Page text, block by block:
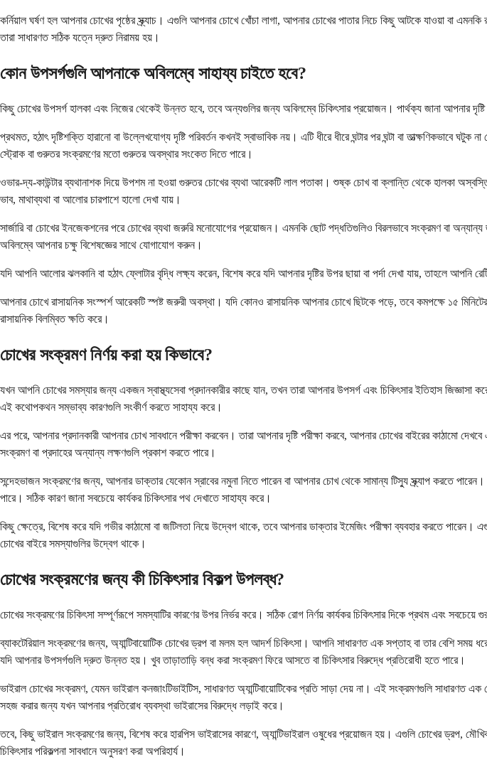
কর্নিয়াল ঘর্ষণ হল আপনার চোখের পৃষ্ঠের স্ক্র্যাচ। এগুলি আপনার চোখে খোঁচা লাগা, আপনার চোখের পাতার নিচে কিছু আটকে যাওয়া বা
তারা সাধারণত সঠিক যত্নে দ্রুত নিরাময় হয়।
কোন উপসর্গগুলি আপনাকে অবিলম্বে সাহায্য চাইতে হবে?
কিছু চোখের উপসর্গ হালকা এবং নিজের থেকেই উন্নত হবে, তবে অন্যগুলির জন্য অবিলম্বে চিকিৎসার প্রয়োজন। পার্থক্য জানা আপনার
প্রথমত, হঠাৎ দৃষ্টিশক্তি হারানো বা উল্লেখযোগ্য দৃষ্টি পরিবর্তন কখনই স্বাভাবিক নয়। এটি ধীরে ধীরে ঘন্টার পর ঘন্টা বা তাত্ক্ষণিকভাবে
স্ট্রোক বা গুরুতর সংক্রমণের মতো গুরুতর অবস্থার সংকেত দিতে পারে।
ওভার-দ্য-কাউন্টার ব্যথানাশক দিয়ে উপশম না হওয়া গুরুতর চোখের ব্যথা আরেকটি লাল পতাকা। শুষ্ক চোখ বা ক্লান্তি থেকে হালকা
ভাব, মাথাব্যথা বা আলোর চারপাশে হালো দেখা যায়।
সার্জারি বা চোখের ইনজেকশনের পরে চোখের ব্যথা জরুরি মনোযোগের প্রয়োজন। এমনকি ছোট পদ্ধতিগুলিও বিরলভাবে সংক্রমণ বা অন্যান্য
অবিলম্বে আপনার চক্ষু বিশেষজ্ঞের সাথে যোগাযোগ করুন।
যদি আপনি আলোর ঝলকানি বা হঠাৎ ফ্লোটার বৃদ্ধি লক্ষ্য করেন, বিশেষ করে যদি আপনার দৃষ্টির উপর ছায়া বা পর্দা দেখা যায়, তাহলে
আপনার চোখে রাসায়নিক সংস্পর্শ আরেকটি স্পষ্ট জরুরী অবস্থা। যদি কোনও রাসায়নিক আপনার চোখে ছিটকে পড়ে, তবে কমপক্ষে ১৫
রাসায়নিক বিলম্বিত ক্ষতি করে।
চোখের সংক্রমণ নির্ণয় করা হয় কিভাবে?
যখন আপনি চোখের সমস্যার জন্য একজন স্বাস্থ্যসেবা প্রদানকারীর কাছে যান, তখন তারা আপনার উপসর্গ এবং চিকিৎসার ইতিহাস
এই কথোপকথন সম্ভাব্য কারণগুলি সংকীর্ণ করতে সাহায্য করে।
এর পরে, আপনার প্রদানকারী আপনার চোখ সাবধানে পরীক্ষা করবেন। তারা আপনার দৃষ্টি পরীক্ষা করবে, আপনার চোখের বাইরের কাঠামো
সংক্রমণ বা প্রদাহের অন্যান্য লক্ষণগুলি প্রকাশ করতে পারে।
সন্দেহভাজন সংক্রমণের জন্য, আপনার ডাক্তার যেকোন স্রাবের নমুনা নিতে পারেন বা আপনার চোখ থেকে সামান্য টিস্যু স্ক্র্যাপ করতে পারেন।
পারে। সঠিক কারণ জানা সবচেয়ে কার্যকর চিকিৎসার পথ দেখাতে সাহায্য করে।
কিছু ক্ষেত্রে, বিশেষ করে যদি গভীর কাঠামো বা জটিলতা নিয়ে উদ্বেগ থাকে, তবে আপনার ডাক্তার ইমেজিং পরীক্ষা ব্যবহার করতে
চোখের বাইরে সমস্যাগুলির উদ্বেগ থাকে।
চোখের সংক্রমণের জন্য কী চিকিৎসার বিকল্প উপলব্ধ?
চোখের সংক্রমণের চিকিৎসা সম্পূর্ণরূপে সমস্যাটির কারণের উপর নির্ভর করে। সঠিক রোগ নির্ণয় কার্যকর চিকিৎসার দিকে প্রথম এবং
ব্যাকটেরিয়াল সংক্রমণের জন্য, অ্যান্টিবায়োটিক চোখের ড্রপ বা মলম হল আদর্শ চিকিৎসা। আপনি সাধারণত এক সপ্তাহ বা তার বেশি
যদি আপনার উপসর্গগুলি দ্রুত উন্নত হয়। খুব তাড়াতাড়ি বন্ধ করা সংক্রমণ ফিরে আসতে বা চিকিৎসার বিরুদ্ধে প্রতিরোধী হতে পারে।
ভাইরাল চোখের সংক্রমণ, যেমন ভাইরাল কনজাংটিভাইটিস, সাধারণত অ্যান্টিবায়োটিকের প্রতি সাড়া দেয় না। এই সংক্রমণগুলি
সহজ করার জন্য যখন আপনার প্রতিরোধ ব্যবস্থা ভাইরাসের বিরুদ্ধে লড়াই করে।
তবে, কিছু ভাইরাল সংক্রমণের জন্য, বিশেষ করে হারপিস ভাইরাসের কারণে, অ্যান্টিভাইরাল ওষুধের প্রয়োজন হয়। এগুলি চোখের ড্রপ,
চিকিৎসার পরিকল্পনা সাবধানে অনুসরণ করা অপরিহার্য।